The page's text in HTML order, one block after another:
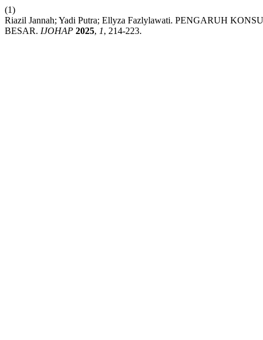
(1)
Riazil Jannah; Yadi Putra; Ellyza Fazlylawati. PENGARUH
BESAR. IJOHAP 2025, 1, 214-223.